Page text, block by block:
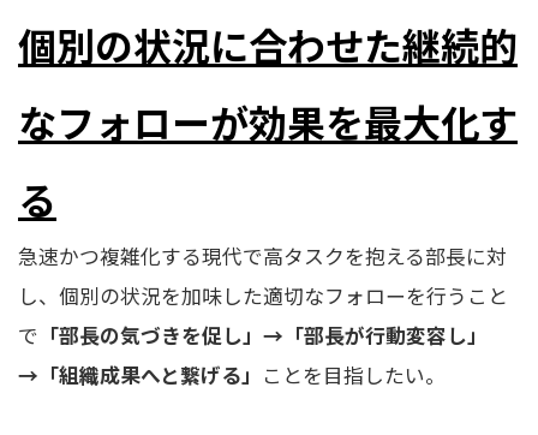
個別の状況に合わせた継続的
なフォローが効果を最大化す
る
急速かつ複雑化する現代で高タスクを抱える部長に対
し、個別の状況を加味した適切なフォローを行うこと
で 「部長の気づきを促し」→「部長が行動変容し」
→「組織成果へと繋げる」 ことを目指したい。